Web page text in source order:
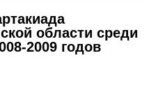
области среди
2009 годов